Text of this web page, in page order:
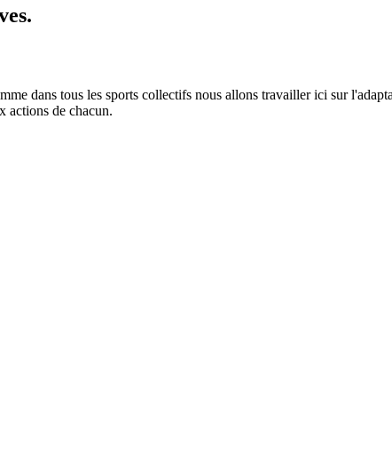
dans tous les sports collectifs nous allons travailler ici sur
actions de chacun.